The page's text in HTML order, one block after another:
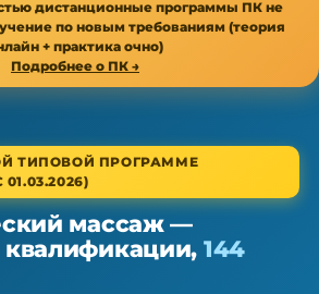
дистанционные программы ПК не
по новым требованиям (теория
+ практика очно)
Подробнее о ПК →
типовая программа
массаж — ПК,
ТИПОВОЙ ПРОГРАММЕ
массаж —
144